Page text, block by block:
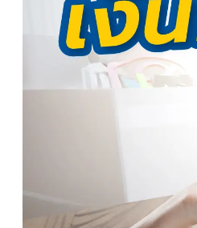
ข้อมูล หรือได้รับคำอธิบายจาก
เก็บรวบรวม ใช้หรือเปิดเผยข้อ
ข้อมูลส่วนบุคคล”) และมีความเข้
ยินยอมหรือปฏิเสธไม่ให้ความยินย
สมัครใจ ปราศจากการบังคับหรื
ข้าพเจ้าสามารถถอนความยินยอ
กรณีมีข้อจำกัดสิทธิตามกฎหมา
ข้าพเจ้ากับสถาบันที่ให้ประโยช
ประสงค์จะไม่ให้ความยินยอม ข้า
ไม่ให้ความยินยอมจะมีผลทำให้ข้
ความสะดวกในการใช้บริการน้อ
ถึงฟังก์ชันการใช้งานบางอย่าง
ว่าการถอนความยินยอมดังกล่า
ผลข้อมูลส่วนบุคคลที่ได้ดำเนิน
ความยินยอม โดยข้าพเจ้าให้ถือ
ยินยอม” ในช่องสนทนา เป็นกา
ข้าพเจ้าแทนการลงลายมือชื่อเป็น